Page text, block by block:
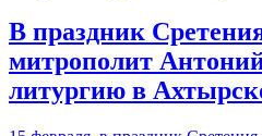
В праздник
митрополит
литургию в